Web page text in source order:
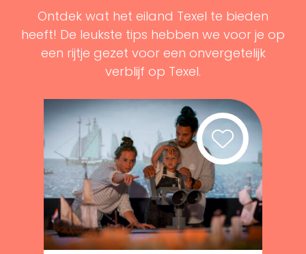
Ontdek wat het eiland Texel te bieden
heeft! De leukste tips hebben we voor je op
een rijtje gezet voor een onvergetelijk
verblijf op Texel.